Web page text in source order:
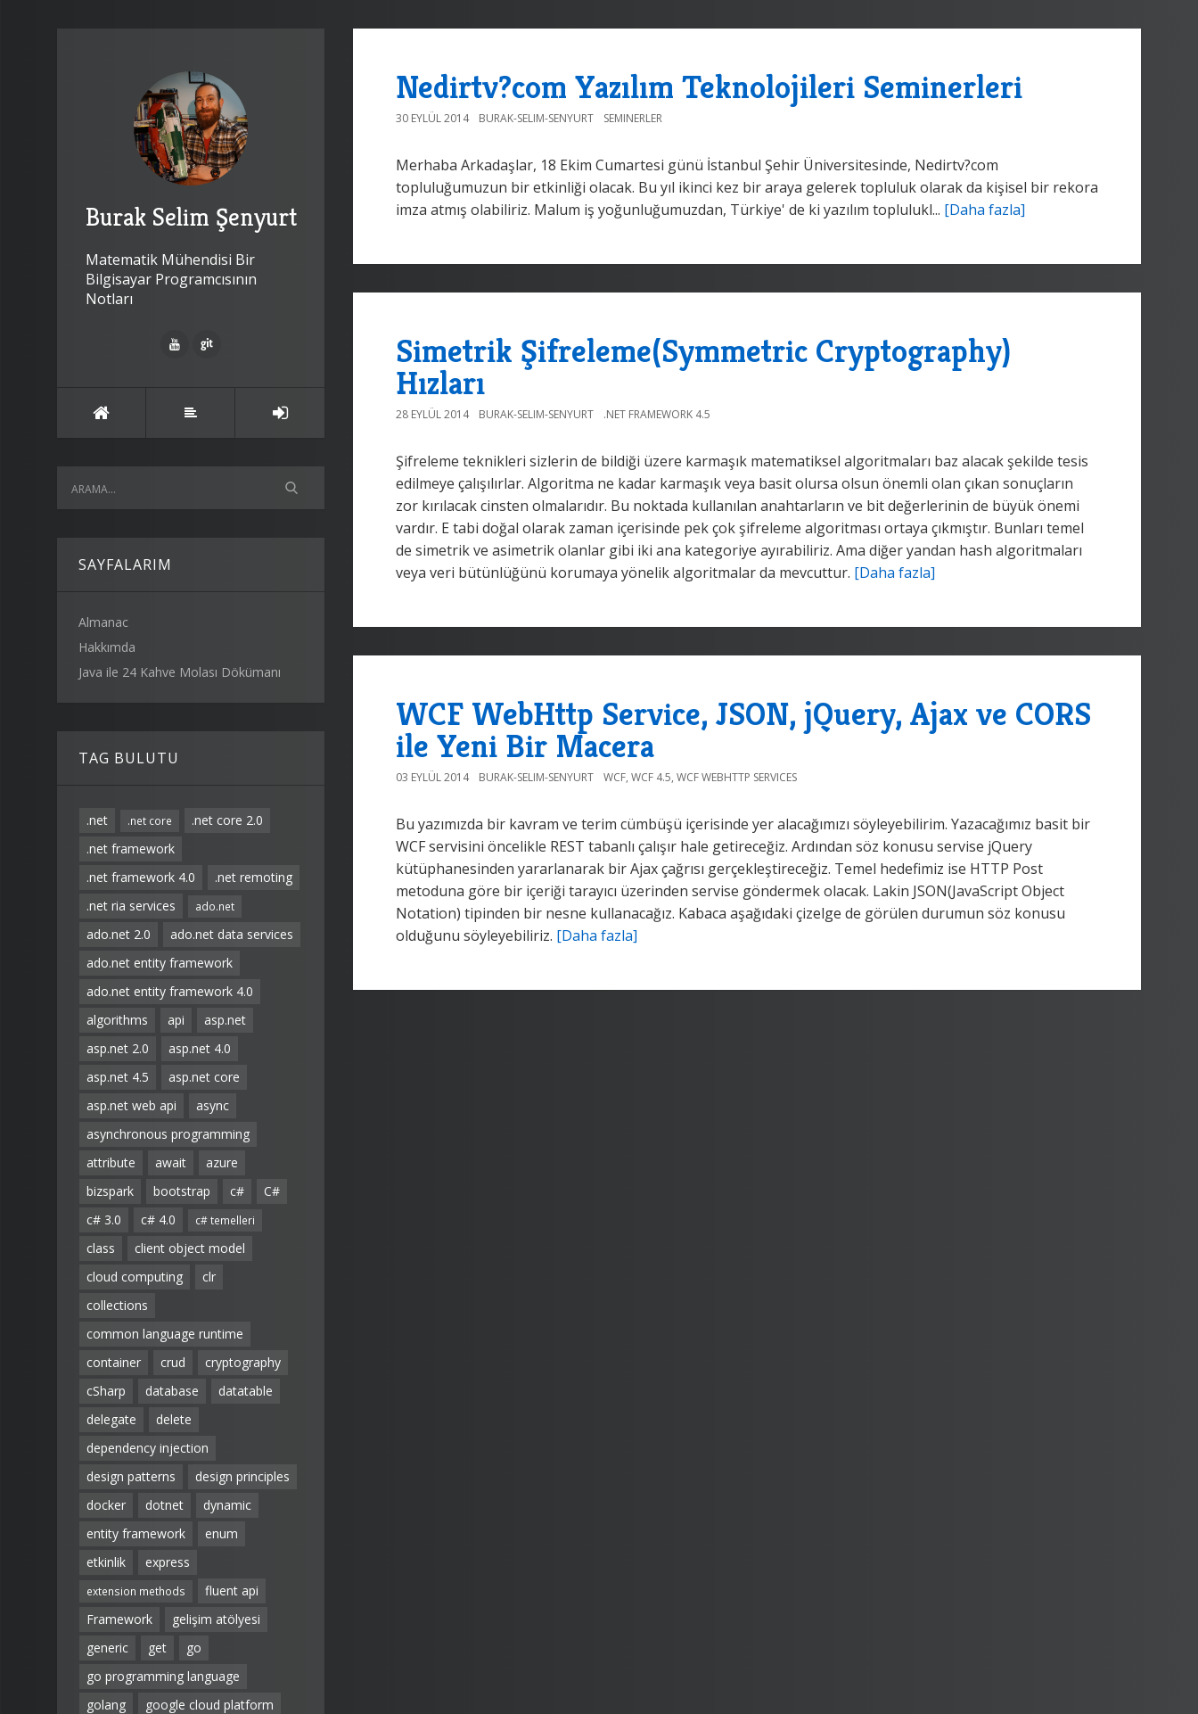
Burak Selim Şenyurt
Matematik Mühendisi Bir
Bilgisayar Programcısının
Notları
SAYFALARIM
Almanac
Hakkımda
Java ile 24 Kahve Molası Dökümanı
TAG BULUTU
.net .net core
.net core 2.0
.net framework
.net framework 4.0
.net remoting
.net ria services
ado.net
ado.net 2.0
ado.net data services
ado.net entity framework
ado.net entity framework 4.0
algorithms
api
asp.net
asp.net 2.0
asp.net 4.0
asp.net 4.5
asp.net core
asp.net web api
async
asynchronous programming
attribute
await
azure
bizspark
bootstrap c#
C#
c# 3.0
c# 4.0 c# temelleri
class
client object model
cloud computing
clr
collections
common language runtime
container
crud
cryptography
cSharp
database
datatable
delegate
delete
dependency injection
design patterns
design principles
docker
dotnet
dynamic
entity framework
enum
etkinlik
express
extension methods
fluent api
Framework
gelişim atölyesi
generic
get
go
go programming language
golang
google cloud platform
Nedirtv?com Yazılım Teknolojileri Seminerleri
30 EYLÜL 2014 BURAK-SELIM-SENYURT SEMINERLER
Merhaba Arkadaşlar, 18 Ekim Cumartesi günü İstanbul Şehir Üniversitesinde, Nedirtv?com
topluluğumuzun bir etkinliği olacak. Bu yıl ikinci kez bir araya gelerek topluluk olarak da kişisel bir rekora
imza atmış olabiliriz. Malum iş yoğunluğumuzdan, Türkiye' de ki yazılım toplulukl... [Daha fazla]
Simetrik Şifreleme(Symmetric Cryptography)
Hızları
28 EYLÜL 2014 BURAK-SELIM-SENYURT .NET FRAMEWORK 4.5
Şifreleme teknikleri sizlerin de bildiği üzere karmaşık matematiksel algoritmaları baz alacak şekilde tesis
edilmeye çalışılırlar. Algoritma ne kadar karmaşık veya basit olursa olsun önemli olan çıkan sonuçların
zor kırılacak cinsten olmalarıdır. Bu noktada kullanılan anahtarların ve bit değerlerinin de büyük önemi
vardır. E tabi doğal olarak zaman içerisinde pek çok şifreleme algoritması ortaya çıkmıştır. Bunları temel
de simetrik ve asimetrik olanlar gibi iki ana kategoriye ayırabiliriz. Ama diğer yandan hash algoritmaları
veya veri bütünlüğünü korumaya yönelik algoritmalar da mevcuttur. [Daha fazla]
WCF WebHttp Service, JSON, jQuery, Ajax ve CORS
ile Yeni Bir Macera
03 EYLÜL 2014 BURAK-SELIM-SENYURT WCF, WCF 4.5, WCF WEBHTTP SERVICES
Bu yazımızda bir kavram ve terim cümbüşü içerisinde yer alacağımızı söyleyebilirim. Yazacağımız basit bir
WCF servisini öncelikle REST tabanlı çalışır hale getireceğiz. Ardından söz konusu servise jQuery
kütüphanesinden yararlanarak bir Ajax çağrısı gerçekleştireceğiz. Temel hedefimiz ise HTTP Post
metoduna göre bir içeriği tarayıcı üzerinden servise göndermek olacak. Lakin JSON(JavaScript Object
Notation) tipinden bir nesne kullanacağız. Kabaca aşağıdaki çizelge de görülen durumun söz konusu
olduğunu söyleyebiliriz. [Daha fazla]